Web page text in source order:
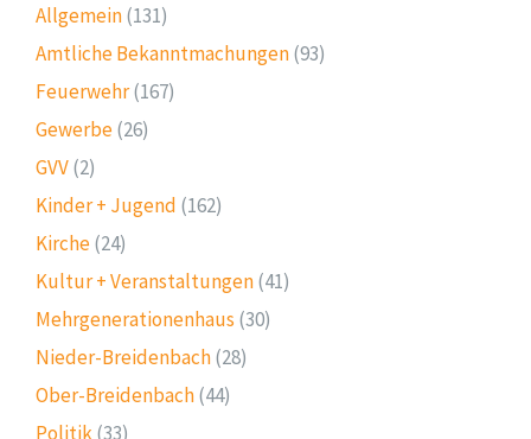
Allgemein(131)
Amtliche Bekanntmachungen(93)
Feuerwehr(167)
Gewerbe(26)
GVV(2)
Kinder + Jugend (162)
Kirche(24)
Kultur + Veranstaltungen(41)
Mehrgenerationenhaus (30)
Nieder-Breidenbach(28)
Ober-Breidenbach(44)
Politik(33)